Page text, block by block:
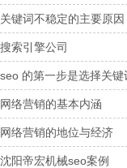
关键词不稳定的主要原因
搜索引擎公司
seo 的第一步是选择关键
网络营销的基本内涵
网络营销的地位与经济
沈阳帝宏机械seo案例